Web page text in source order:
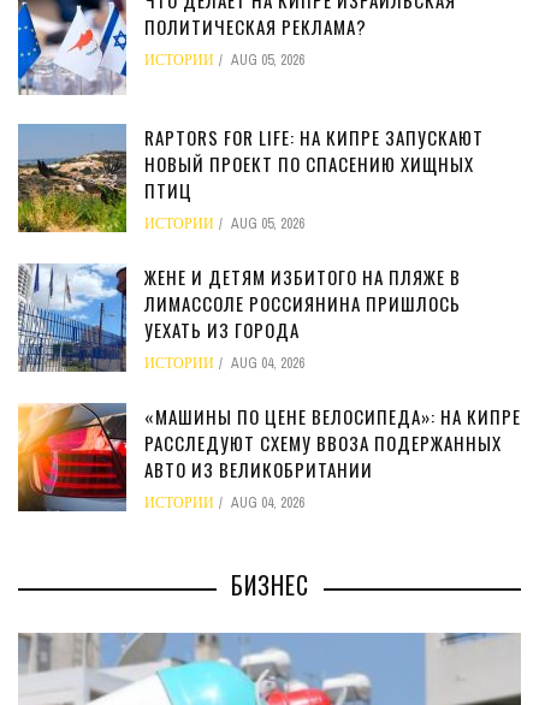
ПОЛИТИЧЕСКАЯ РЕКЛАМА?
ИСТОРИИ AUG 05, 2026
RAPTORS FOR LIFE: НА КИПРЕ ЗАПУСКАЮТ
НОВЫЙ ПРОЕКТ ПО СПАСЕНИЮ ХИЩНЫХ
ПТИЦ
ИСТОРИИ AUG 05, 2026
ЖЕНЕ И ДЕТЯМ ИЗБИТОГО НА ПЛЯЖЕ В
ЛИМАССОЛЕ РОССИЯНИНА ПРИШЛОСЬ
УЕХАТЬ ИЗ ГОРОДА
ИСТОРИИ AUG 04, 2026
«МАШИНЫ ПО ЦЕНЕ ВЕЛОСИПЕДА»: НА КИПРЕ
РАССЛЕДУЮТ СХЕМУ ВВОЗА ПОДЕРЖАННЫХ
АВТО ИЗ ВЕЛИКОБРИТАНИИ
ИСТОРИИ AUG 04, 2026
БИЗНЕС